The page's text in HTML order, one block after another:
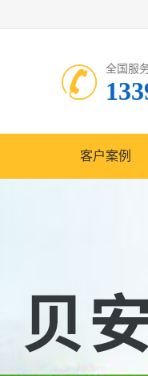
全国服
客户案例